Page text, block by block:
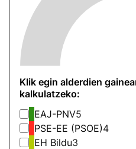
Klik egin alderdien
kalkulatzeko:
EAJ-PNV5
PSE-EE (PSOE)4
EH Bildu3